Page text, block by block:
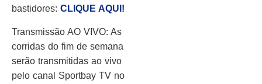
bastidores: CLIQUE AQUI!
Transmissão AO VIVO: As
corridas do fim de semana
serão transmitidas ao vivo
pelo canal Sportbay TV no